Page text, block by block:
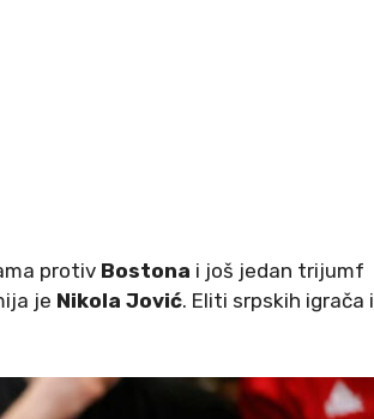
protiv Bostona i još jedan trijumf
je Nikola Jović. Eliti srpskih igrača i